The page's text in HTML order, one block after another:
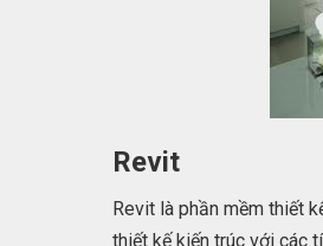
Revit
Revit là phần mềm thiết
thiết kế kiến trúc với các